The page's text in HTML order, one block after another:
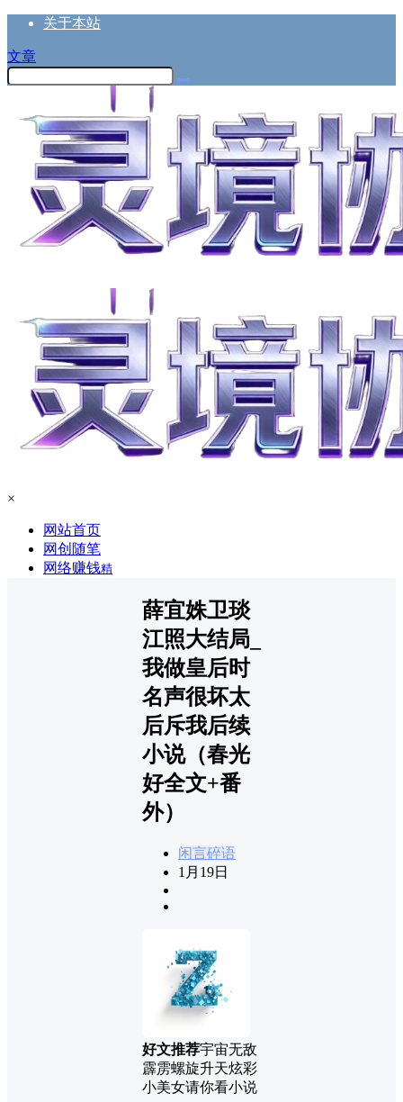
关于本站
文章
×
网站首页
网创随笔
网络赚钱精
薛宜姝卫琰
江照大结局_
我做皇后时
名声很坏太
后斥我后续
小说（春光
好全文+番
外）
闲言碎语
1月19日
好文推荐宇宙无敌
霹雳螺旋升天炫彩
小美女请你看小说